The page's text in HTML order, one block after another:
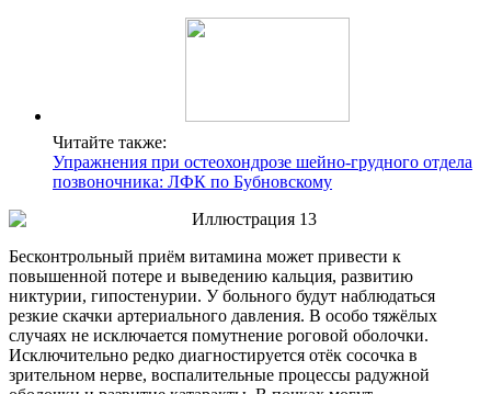
Читайте также:
Упражнения при остеохондрозе шейно-грудного отдела
позвоночника: ЛФК по Бубновскому
Бесконтрольный приём витамина может привести к
повышенной потере и выведению кальция, развитию
никтурии, гипостенурии. У больного будут наблюдаться
резкие скачки артериального давления. В особо тяжёлых
случаях не исключается помутнение роговой оболочки.
Исключительно редко диагностируется отёк сосочка в
зрительном нерве, воспалительные процессы радужной